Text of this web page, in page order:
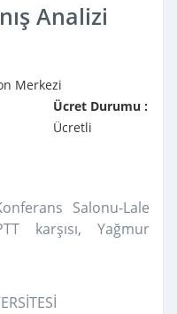
Analizi
Merkezi
Ücret Durumu :
Ücretli
Salonu-Lale
karşısı, Yağmur